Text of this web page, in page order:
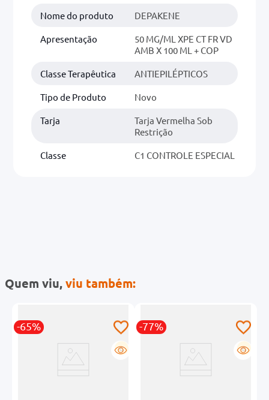
Nome do produto DEPAKENE
Apresentação
50 MG/ML XPE CT FR VD
AMB X 100 ML + COP
Classe Terapêutica ANTIEPILÉPTICOS
Tipo de Produto Novo
Tarja
Tarja Vermelha Sob
Restrição
Classe C1 CONTROLE ESPECIAL
Quem viu,viu também:
-65%
G
-77%
G